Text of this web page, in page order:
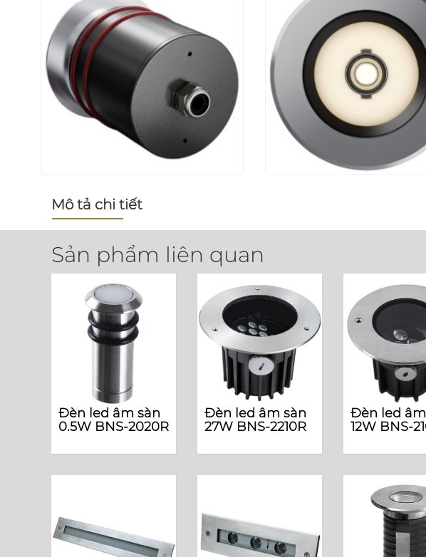
Mô tả chi tiết
Sản phẩm liên quan
Đèn led âm sàn
0.5W BNS-2020R
Đèn led âm sàn
27W BNS-2210R
Đèn led
12W BNS-